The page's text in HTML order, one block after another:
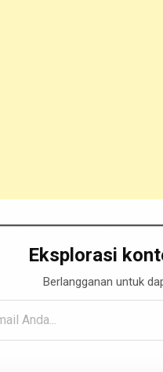
Eksplorasi
Berlangganan untuk